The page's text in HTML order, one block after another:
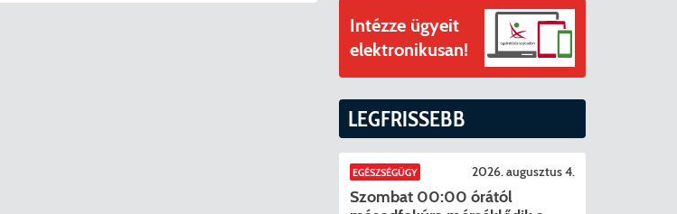
Intézze ügyeit
elektronikusan!
LEGFRISSEBB
EGÉSZSÉGÜGY 2026. augusztus 4.
Szombat 00:00 órától